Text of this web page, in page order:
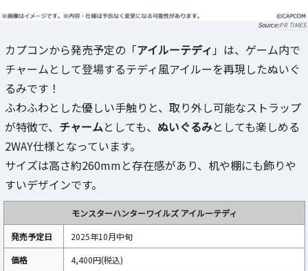
PR TIMES
カプコンから発売予定の「アイルーテディ 」は、ゲーム内で
チャームとして登場するテディ風アイルーを再現したぬいぐ
るみです！
ふわふわとした優しい手触りと、取り外し可能なストラップ
が特徴で、 チャームとしても、 ぬいぐるみとしても楽しめる
2WAY仕様となっています。
サイズは高さ約260mmと存在感があり、机や棚にも飾りや
すいデザインです。
モンスターハンターワイルズ アイルーテディ
発売予定日
2025年10月中旬
価格
4,400円(税込)